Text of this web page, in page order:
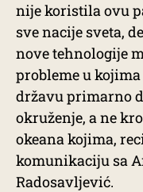
nije koristila ovu
sve nacije sveta,
nove tehnologije
probleme u
državu primarno
okruženje, a ne
okeana kojima,
komunikaciju sa
Radosavljević.